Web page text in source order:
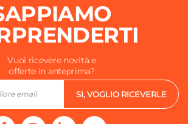
Vuoi ricevere novità e
offerte in anteprima?
SI, VOGLIO RICEVERLE